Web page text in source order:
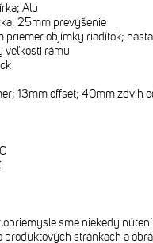
Alu
25mm prevýšenie
priemer objímky riadítok;
veľkosti rámu
13mm offset; 40mm zdvih
sme niekedy
stránkach a